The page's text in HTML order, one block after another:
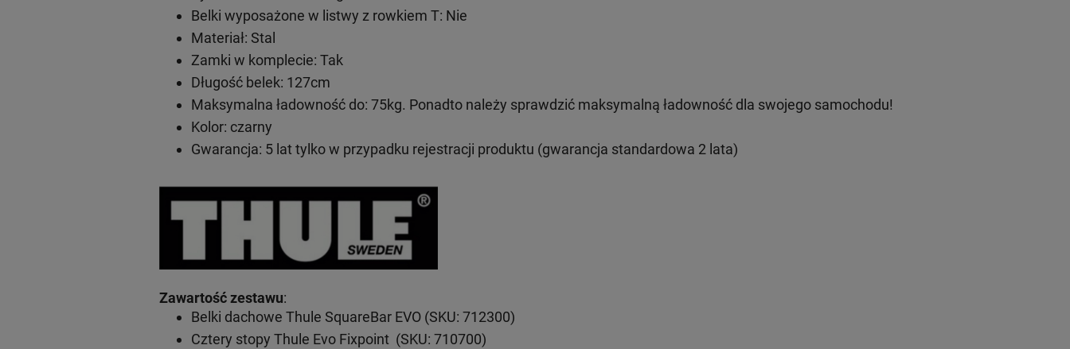
Belki wyposażone w listwy z rowkiem T: Nie
Materiał: Stal
Zamki w komplecie: Tak
Długość belek: 127cm
Maksymalna ładowność do: 75kg. Ponadto należy sprawdzić maksymalną ładowność dla swojego samochodu!
Kolor: czarny
Gwarancja: 5 lat tylko w przypadku rejestracji produktu (gwarancja standardowa 2 lata)
Zawartość zestawu:
Belki dachowe Thule SquareBar EVO (SKU: 712300)
Cztery stopy Thule Evo Fixpoint (SKU: 710700)